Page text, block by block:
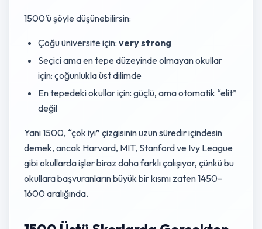
1500’ü şöyle düşünebilirsin:
Çoğu üniversite için: very strong
Seçici ama en tepe düzeyinde olmayan okullar
için: çoğunlukla üst dilimde
En tepedeki okullar için: güçlü, ama otomatik “elit”
değil
Yani 1500, “çok iyi” çizgisinin uzun süredir içindesin
demek, ancak Harvard, MIT, Stanford ve Ivy League
gibi okullarda işler biraz daha farklı çalışıyor, çünkü bu
okullara başvuranların büyük bir kısmı zaten 1450–
1600 aralığında.